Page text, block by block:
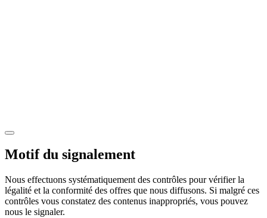
Motif du signalement
Nous effectuons systématiquement des contrôles pour vérifier la
légalité et la conformité des offres que nous diffusons. Si malgré ces
contrôles vous constatez des contenus inappropriés, vous pouvez
nous le signaler.